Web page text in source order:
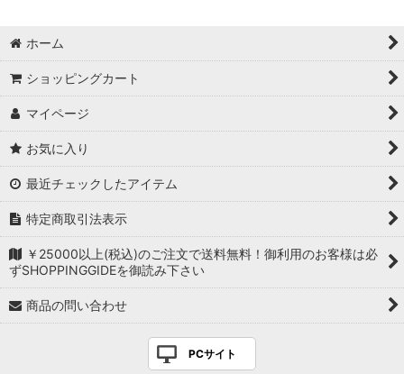
ホーム
ショッピングカート
マイページ
お気に入り
最近チェックしたアイテム
特定商取引法表示
￥25000以上(税込)のご注文で送料無料！御利用のお客様は必
ずSHOPPINGGIDEを御読み下さい
商品の問い合わせ
PCサイト